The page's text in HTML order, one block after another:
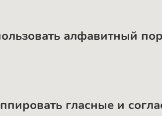
алфавитный
гласные и